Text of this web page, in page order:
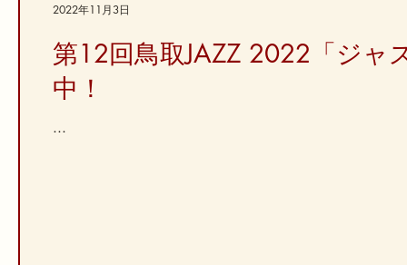
第12回鳥取JAZZ 2022「ジャ
中！
...
2022年11月3日